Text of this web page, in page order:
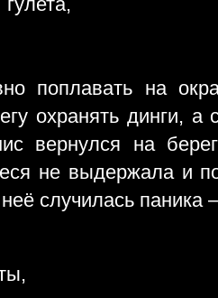
поплавать на
охранять динги,
вернулся на
не выдержала и
случилась паника